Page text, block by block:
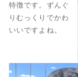
特徴です。ずんぐ
りむっくりでかわ
いいですよね。